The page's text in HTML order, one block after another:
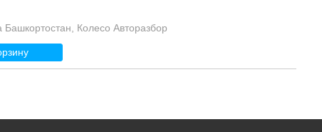
Башкортостан, Колесо Авторазбор